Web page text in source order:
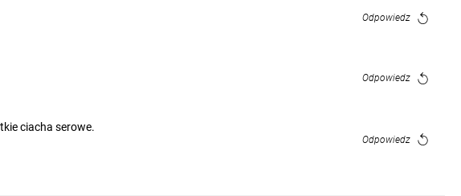
Odpowiedz
Odpowiedz
ciacha serowe.
Odpowiedz